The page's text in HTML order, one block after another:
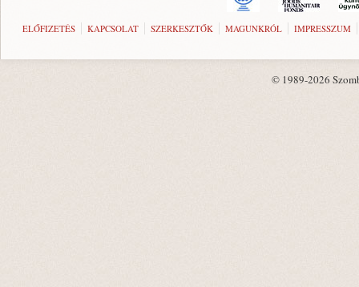
ELŐFIZETÉS KAPCSOLAT SZERKESZTŐK MAGUNKRÓL IMPRESSZUM
© 1989-2026